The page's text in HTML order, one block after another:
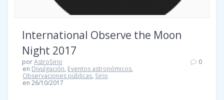
International Observe the Moon
Night 2017
porAstroSirio
en Divulgación, Eventos astronómicos,
Observaciones públicas, Sirio
en 26/10/2017
0